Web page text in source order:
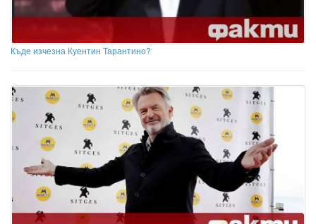
Къде изчезна Куентин Тарантино?